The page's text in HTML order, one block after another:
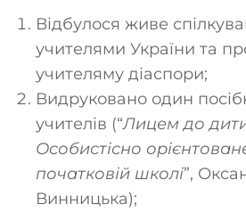
Відбулося живе
учителями України та
учителяму діаспори;
Видруковано один
учителів (“Лицем до
Особистісно
початковій школі”,
Винницька);